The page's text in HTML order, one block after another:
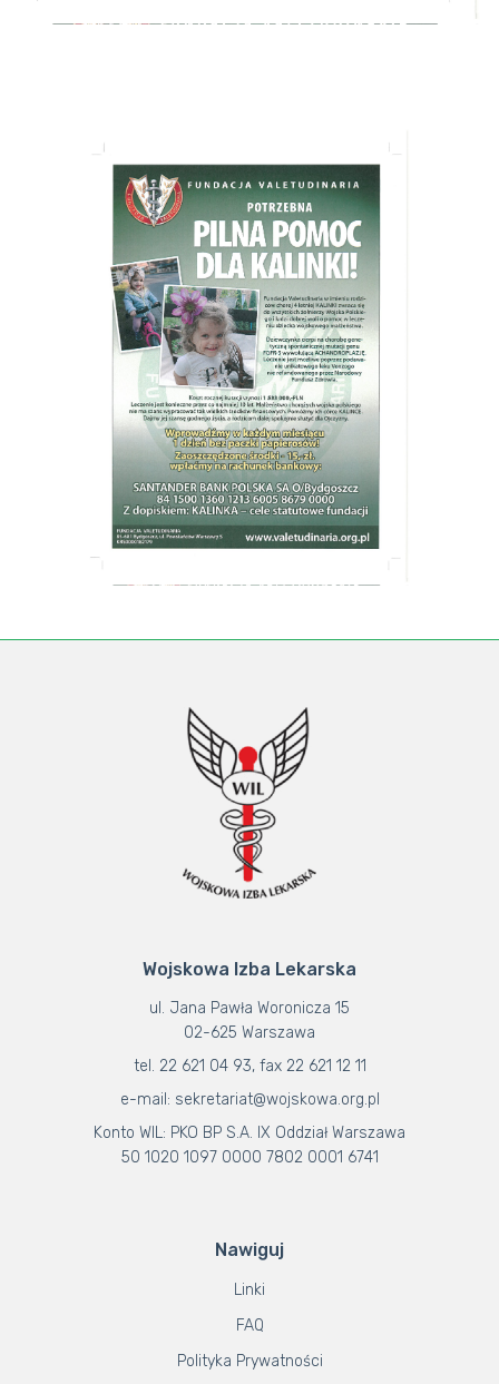
Wojskowa Izba Lekarska
ul. Jana Pawła Woronicza 15
02-625 Warszawa
tel. 22 621 04 93, fax 22 621 12 11
e-mail: sekretariat@wojskowa.org.pl
Konto WIL: PKO BP S.A. IX Oddział Warszawa
50 1020 1097 0000 7802 0001 6741
Nawiguj
Linki
FAQ
Polityka Prywatności